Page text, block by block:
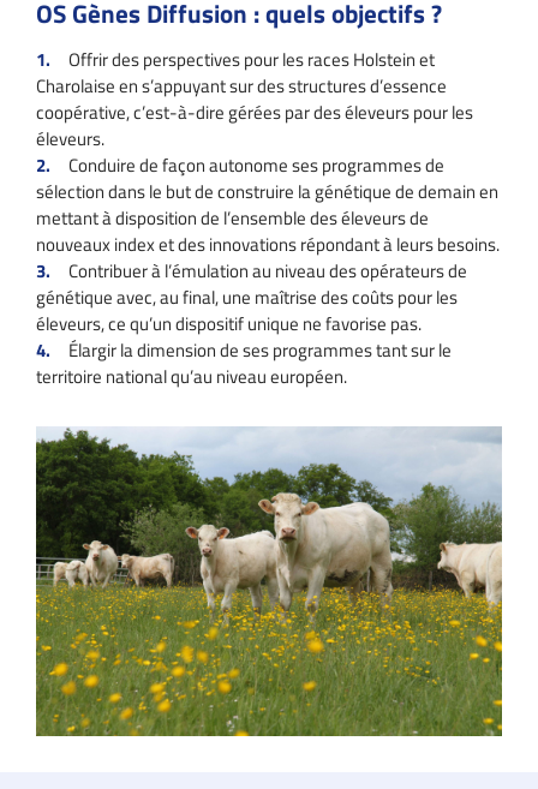
OS Gènes Diffusion : quels objectifs ?
Offrir des perspectives pour les races Holstein et
Charolaise en s’appuyant sur des structures d’essence
coopérative, c’est-à-dire gérées par des éleveurs pour les
éleveurs.
Conduire de façon autonome ses programmes de
sélection dans le but de construire la génétique de demain en
mettant à disposition de l’ensemble des éleveurs de
nouveaux index et des innovations répondant à leurs besoins.
Contribuer à l’émulation au niveau des opérateurs de
génétique avec, au final, une maîtrise des coûts pour les
éleveurs, ce qu’un dispositif unique ne favorise pas.
Élargir la dimension de ses programmes tant sur le
territoire national qu’au niveau européen.